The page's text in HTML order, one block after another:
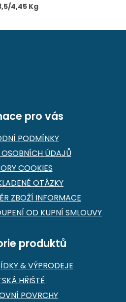
4,45 Kg
pro vás
PODMÍNKY
ÚDAJŮ
COOKIES
OTÁZKY
ZBOŽÍ INFORMACE
OD KUPNÍ SMLOUVY
produktů
& VÝPRODEJE
HŘIŠTĚ
POVRCHY